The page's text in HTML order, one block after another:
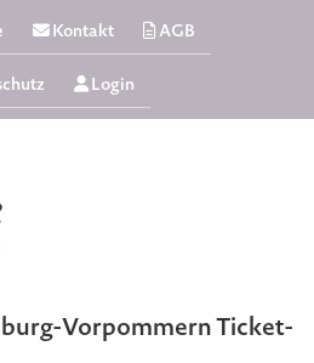
Kontakt AGB
Login
Vorpommern Ticket-